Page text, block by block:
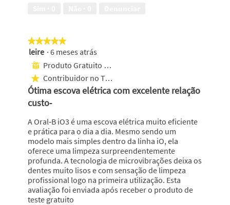
★★★★★
★★★★★
5
em
estrelas.
leire · 6 meses atrás
⊞ Produto Gratuito Recebido
★ Contribuidor no Top 1000
Ótima escova elétrica com excelente relação
custo‑
A Oral‑B iO3 é uma escova elétrica muito eficiente
e prática para o dia a dia. Mesmo sendo um
modelo mais simples dentro da linha iO, ela
oferece uma limpeza surpreendentemente
profunda. A tecnologia de microvibrações deixa os
dentes muito lisos e com sensação de limpeza
profissional logo na primeira utilização. Esta
avaliação foi enviada após receber o produto de
teste gratuito